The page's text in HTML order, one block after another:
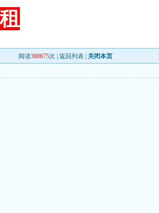
阅读360675次 |返回列表 关闭本页